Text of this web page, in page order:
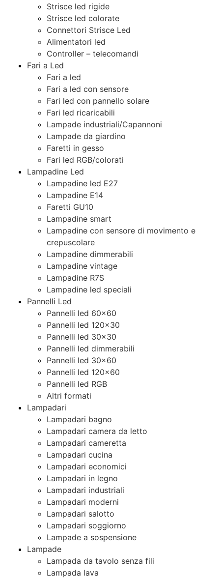
Strisce led rigide
Strisce led colorate
Connettori Strisce Led
Alimentatori led
Controller – telecomandi
Fari a Led
Fari a led
Fari a led con sensore
Fari led con pannello solare
Fari led ricaricabili
Lampade industriali/Capannoni
Lampade da giardino
Faretti in gesso
Fari led RGB/colorati
Lampadine Led
Lampadine led E27
Lampadine E14
Faretti GU10
Lampadine smart
Lampadine con sensore di movimento e
crepuscolare
Lampadine dimmerabili
Lampadine vintage
Lampadine R7S
Lampadine led speciali
Pannelli Led
Pannelli led 60×60
Pannelli led 120×30
Pannelli led 30×30
Pannelli led dimmerabili
Pannelli led 30×60
Pannelli led 120×60
Pannelli led RGB
Altri formati
Lampadari
Lampadari bagno
Lampadari camera da letto
Lampadari cameretta
Lampadari cucina
Lampadari economici
Lampadari in legno
Lampadari industriali
Lampadari moderni
Lampadari salotto
Lampadari soggiorno
Lampade a sospensione
Lampade
Lampada da tavolo senza fili
Lampada lava